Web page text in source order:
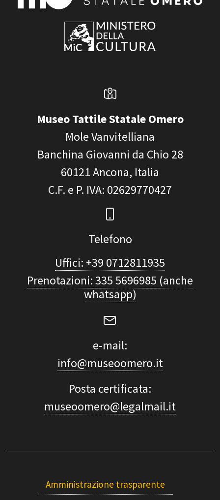
Museo Tattile Statale Omero
Mole Vanvitelliana
Banchina Giovanni da Chio 28
60121Ancona, Italia
C.F. e P. IVA: 02629770427
Telefono
Uffici: +39 0712811935
Prenotazioni: 335 5696985 (anche
whatsapp)
e-mail:
info@museoomero.it
Posta certificata:
museoomero@legalmail.it
Amministrazione trasparente